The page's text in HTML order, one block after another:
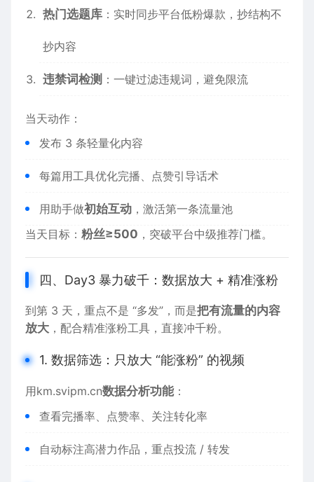
热门选题库 ：实时同步平台低粉爆款，抄结构不
抄内容
违禁词检测 ：一键过滤违规词，避免限流
当天动作：
发布 3 条轻量化内容
每篇用工具优化完播、点赞引导话术
用助手做初始互动 ，激活第一条流量池
当天目标： 粉丝≥500 ，突破平台中级推荐门槛。
四、Day3 暴力破千：数据放大 + 精准涨粉
到第 3 天，重点不是 “多发”，而是把有流量的内容
放大 ，配合精准涨粉工具，直接冲千粉。
1. 数据筛选：只放大 “能涨粉” 的视频
用km.svipm.cn数据分析功能：
查看完播率、点赞率、关注转化率
自动标注高潜力作品，重点投流 / 转发